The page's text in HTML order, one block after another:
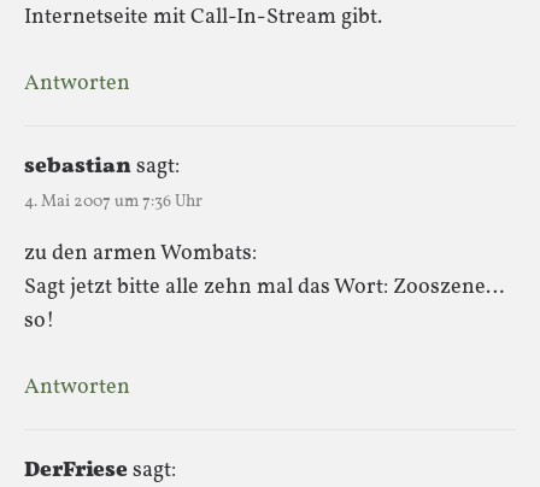
Internetseite mit Call-In-Stream gibt.
Antworten
sebastiansagt:
4. Mai 2007 um 7:36 Uhr
zu den armen Wombats:
Sagt jetzt bitte alle zehn mal das Wort: Zooszene…
so!
Antworten
DerFriesesagt: